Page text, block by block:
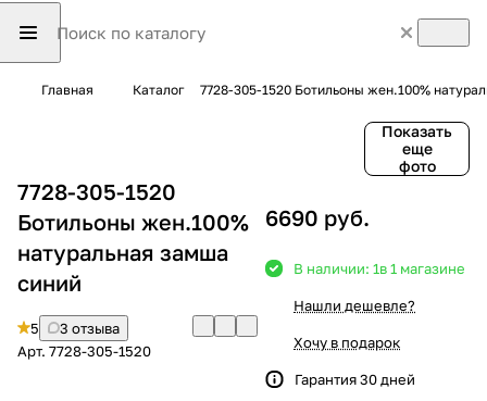
Главная Каталог 7728-305-1520 Ботильоны жен.100%
Показать
еще
фото
7728-305-1520
Ботильоны жен.100%
натуральная замша
синий
5
3 отзыва
Арт. 7728-305-1520
6690 руб.
В наличии: 1в 1 магазине
Нашли дешевле?
Хочу в подарок
Гарантия 30 дней